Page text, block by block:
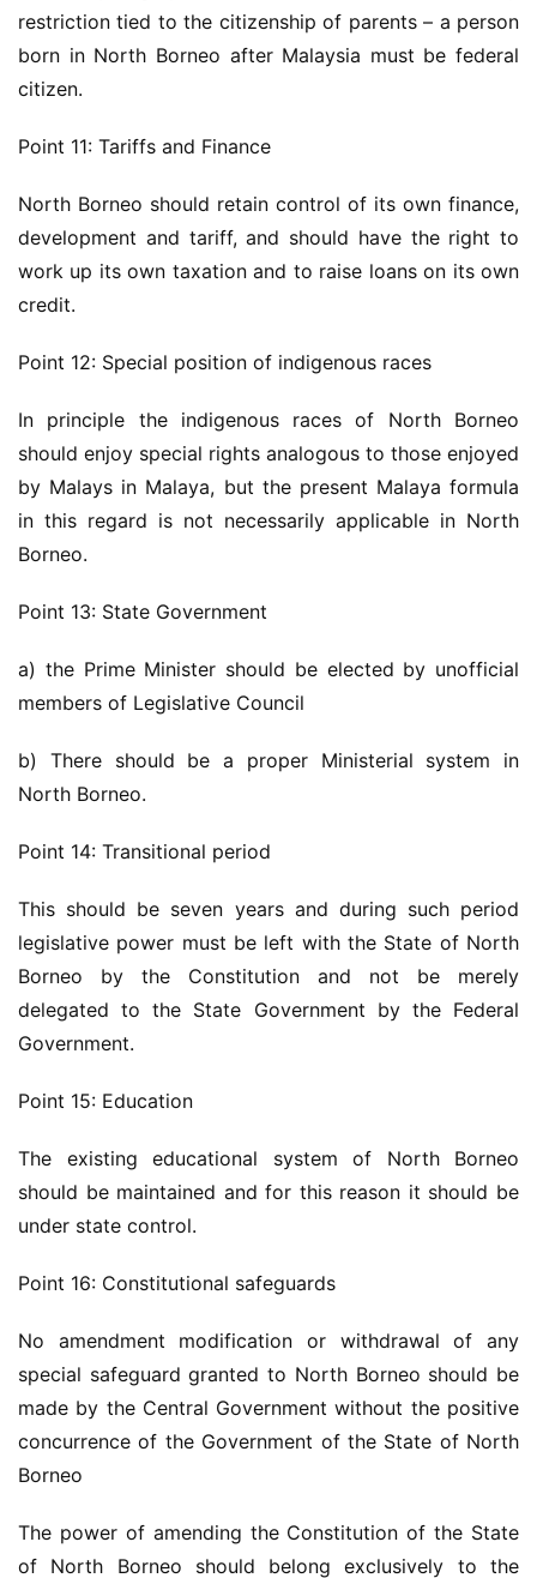
restriction tied to the citizenship of parents – a person
born in North Borneo after Malaysia must be federal
citizen.
Point 11: Tariffs and Finance
North Borneo should retain control of its own finance,
development and tariff, and should have the right to
work up its own taxation and to raise loans on its own
credit.
Point 12: Special position of indigenous races
In principle the indigenous races of North Borneo
should enjoy special rights analogous to those enjoyed
by Malays in Malaya, but the present Malaya formula
in this regard is not necessarily applicable in North
Borneo.
Point 13: State Government
a) the Prime Minister should be elected by unofficial
members of Legislative Council
b) There should be a proper Ministerial system in
North Borneo.
Point 14: Transitional period
This should be seven years and during such period
legislative power must be left with the State of North
Borneo by the Constitution and not be merely
delegated to the State Government by the Federal
Government.
Point 15: Education
The existing educational system of North Borneo
should be maintained and for this reason it should be
under state control.
Point 16: Constitutional safeguards
No amendment modification or withdrawal of any
special safeguard granted to North Borneo should be
made by the Central Government without the positive
concurrence of the Government of the State of North
Borneo
The power of amending the Constitution of the State
of North Borneo should belong exclusively to the